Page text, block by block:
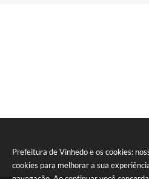
Prefeitura de Vinhedo e os cookies:
cookies para melhorar a sua